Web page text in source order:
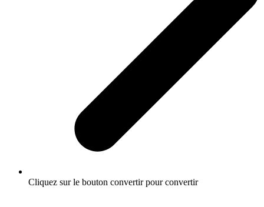
Cliquez sur le bouton convertir pour convertir